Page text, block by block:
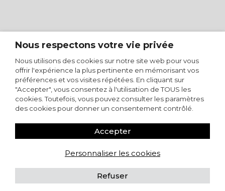
Nous respectons votre vie privée
Nous utilisons des cookies sur notre site web pour vous
offrir l'expérience la plus pertinente en mémorisant vos
préférences et vos visites répétées. En cliquant sur
"Accepter", vous consentez à l'utilisation de TOUS les
cookies. Toutefois, vous pouvez consulter les paramètres
des cookies pour donner un consentement contrôlé.
Personnaliser les cookies
Refuser
Accepter